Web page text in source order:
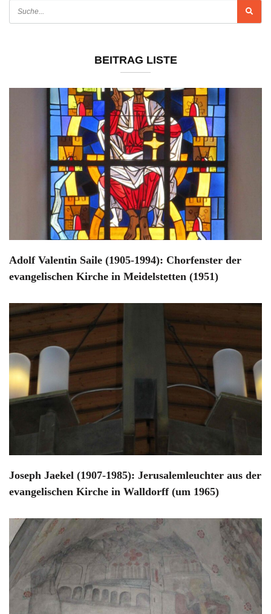
BEITRAG LISTE
Adolf Valentin Saile (1905-1994): Chorfenster der
evangelischen Kirche in Meidelstetten (1951)
Joseph Jaekel (1907-1985): Jerusalemleuchter aus der
evangelischen Kirche in Walldorff (um 1965)